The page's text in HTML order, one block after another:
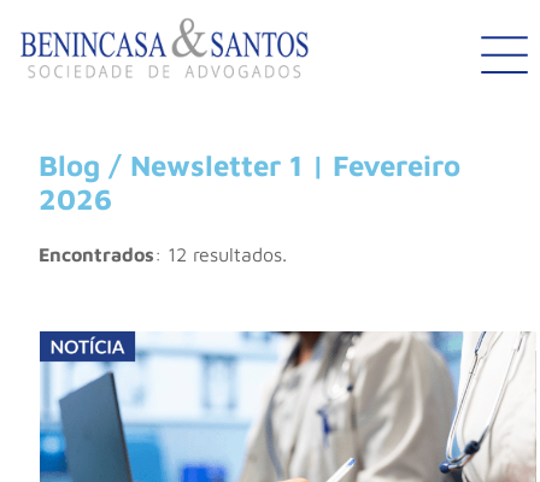
Blog / Newsletter 1 | Fevereiro
2026
Encontrados: 12 resultados.